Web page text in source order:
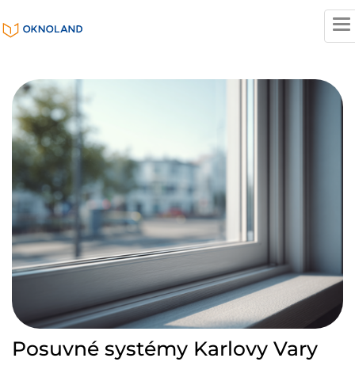
Posuvné systémy Karlovy Vary